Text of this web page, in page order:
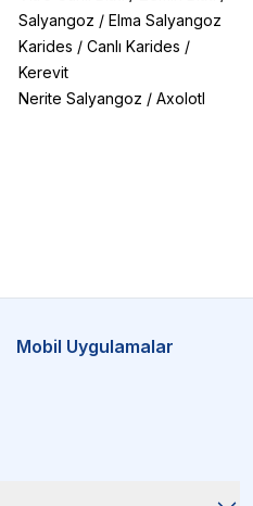
Salyangoz / Elma Salyangoz
Karides / Canlı Karides /
Kerevit
Nerite Salyangoz / Axolotl
Mobil Uygulamalar